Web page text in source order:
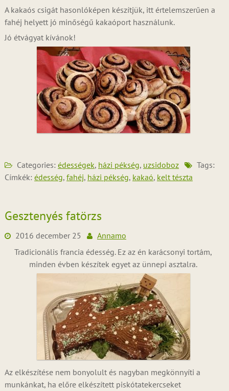
A kakaós csigát hasonlóképen készítjük, itt értelemszerűen a
fahéj helyett jó minőségű kakaóport használunk.
Jó étvágyat kívánok!
Categories: édességek, házi pékség, uzsidoboz
Tags:
Címkék: édesség, fahéj, házi pékség, kakaó, kelt tészta
Gesztenyés fatörzs
2016 december 25
Annamo
Tradicionális francia édesség. Ez az én karácsonyi tortám,
minden évben készítek egyet az ünnepi asztalra.
Az elkészítése nem bonyolult és nagyban megkönnyíti a
munkánkat, ha előre elkészített piskótatekercseket